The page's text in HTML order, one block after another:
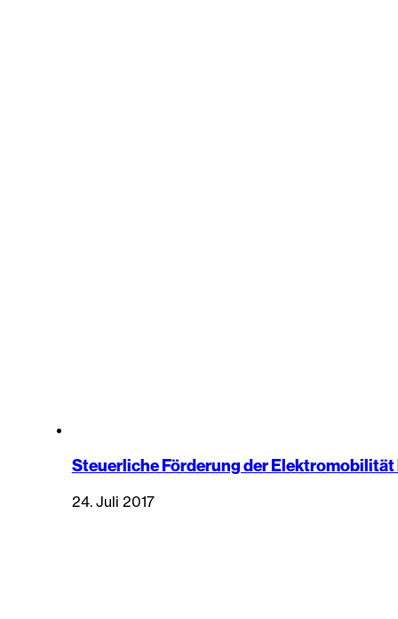
Steuerliche Förderung der Elektromobilität
24. Juli 2017